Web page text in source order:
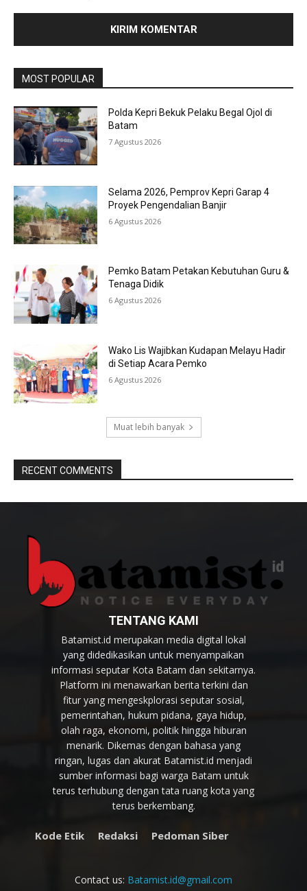
MOST POPULAR
Polda Kepri Bekuk Pelaku Begal Ojol di
Batam
7 Agustus 2026
Selama 2026, Pemprov Kepri Garap 4
Proyek Pengendalian Banjir
6 Agustus 2026
Pemko Batam Petakan Kebutuhan Guru &
Tenaga Didik
6 Agustus 2026
Wako Lis Wajibkan Kudapan Melayu Hadir
di Setiap Acara Pemko
6 Agustus 2026
Muat lebih banyak
RECENT COMMENTS
TENTANG KAMI
Batamist.id merupakan media digital lokal
yang didedikasikan untuk menyampaikan
informasi seputar Kota Batam dan sekitarnya.
Platform ini menawarkan berita terkini dan
fitur yang mengeskplorasi seputar sosial,
pemerintahan, hukum pidana, gaya hidup,
olah raga, ekonomi, politik hingga hiburan
menarik. Dikemas dengan bahasa yang
ringan, lugas dan akurat Batamist.id menjadi
sumber informasi bagi warga Batam untuk
terus terhubung dengan tata ruang kota yang
terus berkembang.
Kode Etik Redaksi Pedoman Siber
Contact us: Batamist.id@gmail.com